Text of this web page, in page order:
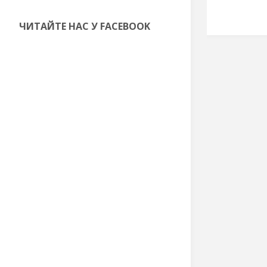
ЧИТАЙТЕ НАС У FACEBOOK